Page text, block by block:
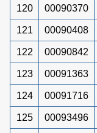
120 00090370
121 00090408
122 00090842
123 00091363
124 00091716
125 00093496